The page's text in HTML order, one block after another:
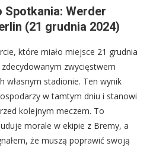
Werder
(21 grudnia 2024)
które miało miejsce 21 grudnia
zwycięstwem
własnym stadionie. Ten wynik
w tamtym dniu i stanowi
kolejnym meczem. To
morale w ekipie z Bremy, a
że muszą poprawić swoją